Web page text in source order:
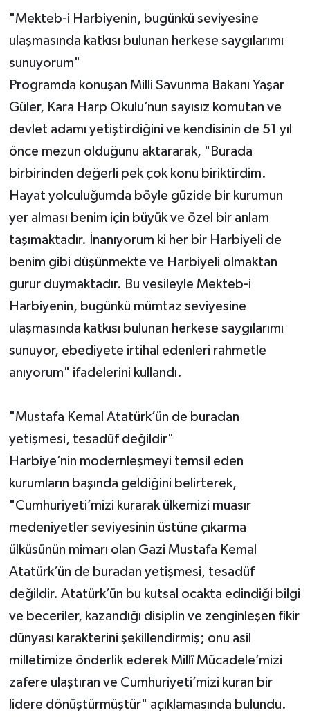
"Mekteb-i Harbiyenin, bugünkü seviyesine
ulaşmasında katkısı bulunan herkese saygılarımı
sunuyorum"
Programda konuşan Milli Savunma Bakanı Yaşar
Güler, Kara Harp Okulu’nun sayısız komutan ve
devlet adamı yetiştirdiğini ve kendisinin de 51 yıl
önce mezun olduğunu aktararak, "Burada
birbirinden değerli pek çok konu biriktirdim.
Hayat yolculuğumda böyle güzide bir kurumun
yer alması benim için büyük ve özel bir anlam
taşımaktadır. İnanıyorum ki her bir Harbiyeli de
benim gibi düşünmekte ve Harbiyeli olmaktan
gurur duymaktadır. Bu vesileyle Mekteb-i
Harbiyenin, bugünkü mümtaz seviyesine
ulaşmasında katkısı bulunan herkese saygılarımı
sunuyor, ebediyete irtihal edenleri rahmetle
anıyorum" ifadelerini kullandı.
"Mustafa Kemal Atatürk’ün de buradan
yetişmesi, tesadüf değildir"
Harbiye’nin modernleşmeyi temsil eden
kurumların başında geldiğini belirterek,
"Cumhuriyeti’mizi kurarak ülkemizi muasır
medeniyetler seviyesinin üstüne çıkarma
ülküsünün mimarı olan Gazi Mustafa Kemal
Atatürk’ün de buradan yetişmesi, tesadüf
değildir. Atatürk’ün bu kutsal ocakta edindiği bilgi
ve beceriler, kazandığı disiplin ve zenginleşen fikir
dünyası karakterini şekillendirmiş; onu asil
milletimize önderlik ederek Millî Mücadele’mizi
zafere ulaştıran ve Cumhuriyeti’mizi kuran bir
lidere dönüştürmüştür" açıklamasında bulundu.